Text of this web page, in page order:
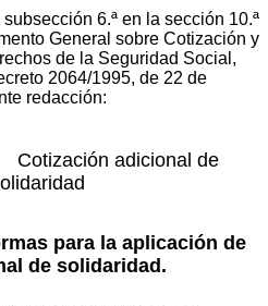
6.ª en la sección 10.ª
General sobre Cotización y
de la Seguridad Social,
2064/1995, de 22 de
redacción:
Cotización adicional de
para la aplicación de
de solidaridad.